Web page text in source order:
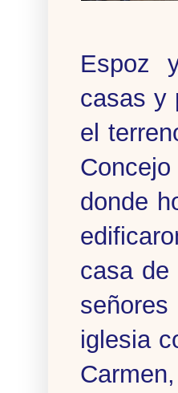
Espoz
casas y
el
donde
casa de
iglesia